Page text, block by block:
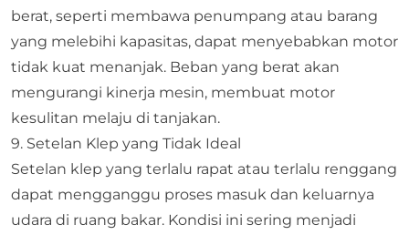
berat, seperti membawa penumpang atau barang
yang melebihi kapasitas, dapat menyebabkan motor
tidak kuat menanjak. Beban yang berat akan
mengurangi kinerja mesin, membuat motor
kesulitan melaju di tanjakan.
9. Setelan Klep yang Tidak Ideal
Setelan klep yang terlalu rapat atau terlalu renggang
dapat mengganggu proses masuk dan keluarnya
udara di ruang bakar. Kondisi ini sering menjadi